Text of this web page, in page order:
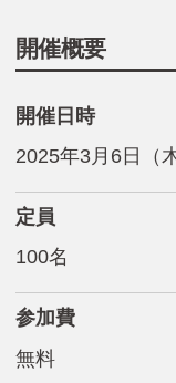
開催概要
開催日時
2025年3月6日（
定員
100名
参加費
無料